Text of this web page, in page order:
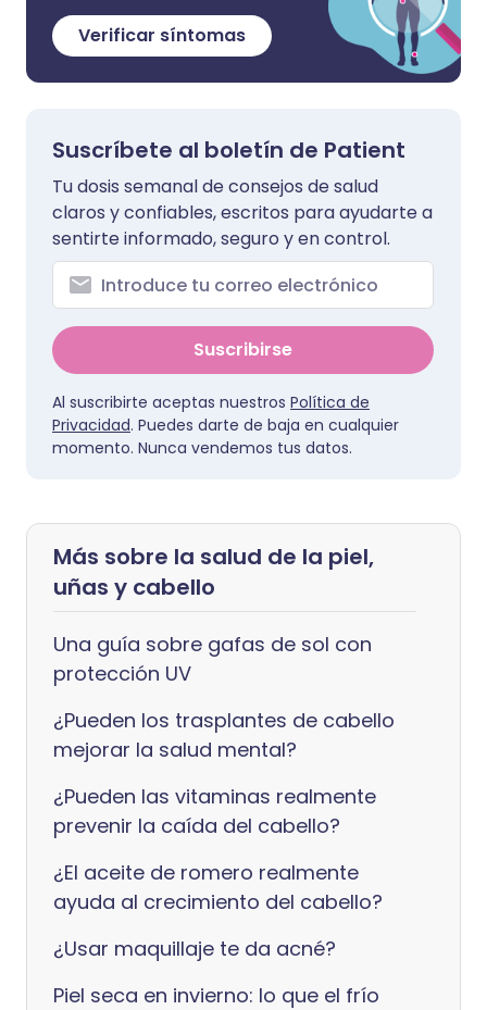
Verificar síntomas
Suscríbete al boletín de Patient
Tu dosis semanal de consejos de salud
claros y confiables, escritos para ayudarte a
sentirte informado, seguro y en control.
Suscribirse
Al suscribirte aceptas nuestros Política de
Privacidad. Puedes darte de baja en cualquier
momento. Nunca vendemos tus datos.
Más sobre la salud de la piel,
uñas y cabello
Una guía sobre gafas de sol con
protección UV
¿Pueden los trasplantes de cabello
mejorar la salud mental?
¿Pueden las vitaminas realmente
prevenir la caída del cabello?
¿El aceite de romero realmente
ayuda al crecimiento del cabello?
¿Usar maquillaje te da acné?
Piel seca en invierno: lo que el frío